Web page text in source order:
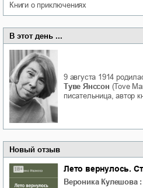
книги о приключениях
В этот день ...
9 августа 1914
Туве Янссон (Tove
писательница, автор
Новый отзыв
Лето вернулось.
Вероника Кулешова :